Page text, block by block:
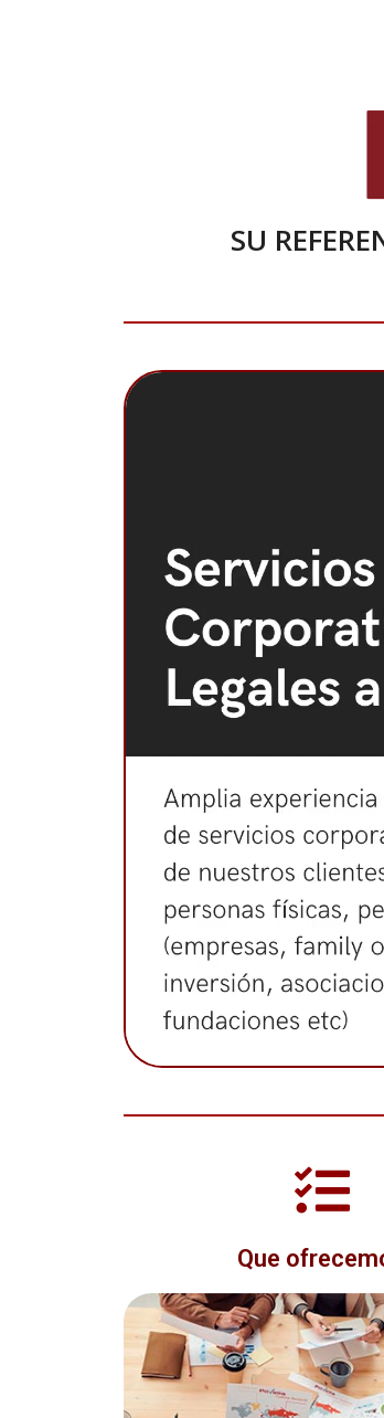
SU
Que